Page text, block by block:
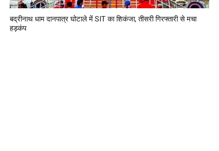
बद्रीनाथ धाम दानपात्र घोटाले में SIT का शिकंजा, तीसरी गिरफ्तारी से मचा
हड़कंप